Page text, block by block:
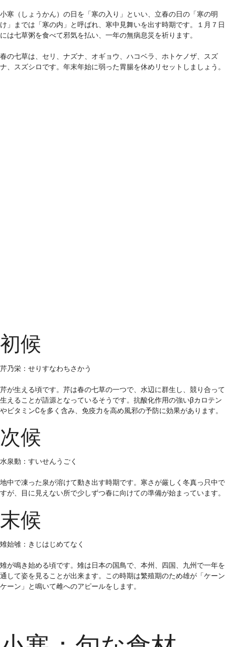
小寒（しょうかん）の日を「寒の入り」といい、立春の日の「寒の明
け」までは「寒の内」と呼ばれ、寒中見舞いを出す時期です。１月７日
には七草粥を食べて邪気を払い、一年の無病息災を祈ります。
春の七草は、セリ、ナズナ、オギョウ、ハコベラ、ホトケノザ、スズ
ナ、スズシロです。年末年始に弱った胃腸を休めリセットしましょう。
初候
芹乃栄：せりすなわちさかう
芹が生える頃です。芹は春の七草の一つで、水辺に群生し、競り合って
生えることが語源となっているそうです。抗酸化作用の強いβカロテン
やビタミンCを多く含み、免疫力を高め風邪の予防に効果があります。
次候
水泉動：すいせんうごく
地中で凍った泉が溶けて動き出す時期です。寒さが厳しく冬真っ只中で
すが、目に見えない所で少しずつ春に向けての準備が始まっています。
末候
雉始雊：きじはじめてなく
雉が鳴き始める頃です。雉は日本の国鳥で、本州、四国、九州で一年を
通して姿を見ることが出来ます。この時期は繁殖期のため雄が「ケーン
ケーン」と鳴いて雌へのアピールをします。